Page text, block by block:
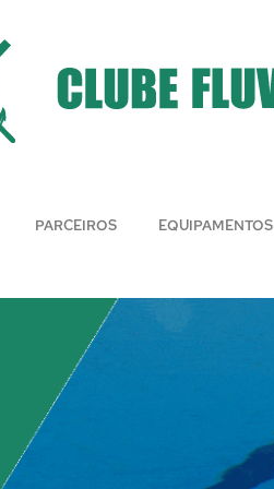
PARCEIROS EQUIPAMENTOS